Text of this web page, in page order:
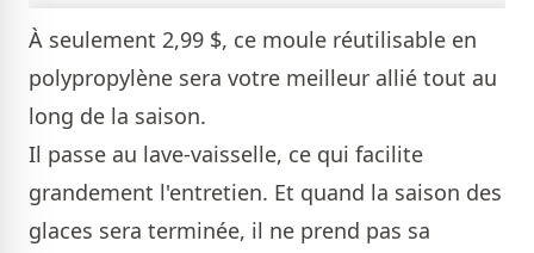
À seulement 2,99 $, ce moule réutilisable en
polypropylène sera votre meilleur allié tout au
long de la saison.
Il passe au lave-vaisselle, ce qui facilite
grandement l'entretien. Et quand la saison des
glaces sera terminée, il ne prend pas sa